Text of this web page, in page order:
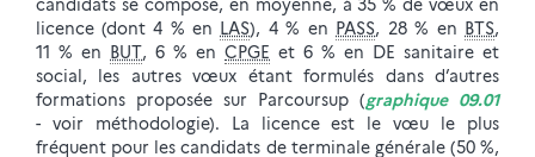
candidats se compose, en moyenne, à 35 % de vœux en
licence (dont 4 % en LAS), 4 % en PASS, 28 % en BTS,
11 % en BUT, 6 % en CPGE et 6 % en DE sanitaire et
social, les autres vœux étant formulés dans d’autres
formations proposée sur Parcoursup (graphique 09.01
- voir méthodologie). La licence est le vœu le plus
fréquent pour les candidats de terminale générale (50 %,